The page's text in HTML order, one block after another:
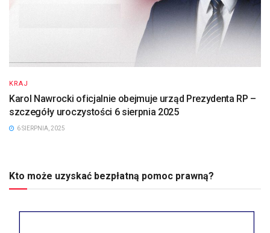
KRAJ
Karol Nawrocki oficjalnie obejmuje urząd Prezydenta RP –
szczegóły uroczystości 6 sierpnia 2025
6 SIERPNIA, 2025
Kto może uzyskać bezpłatną pomoc prawną?